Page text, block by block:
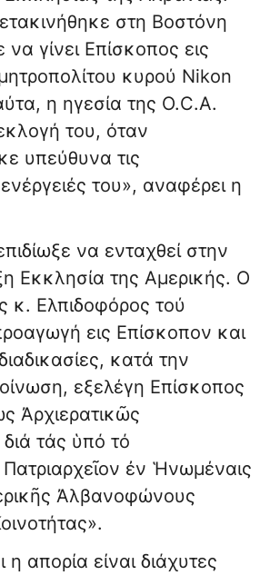
στη Βοστόνη
γίνει Επίσκοπος εις
κυρού Nikon
η ηγεσία της O.C.A.
του, όταν
υπεύθυνα τις
του», αναφέρει η
να ενταχθεί στην
Εκκλησία της Αμερικής. Ο
κ. Ελπιδοφόρος τού
εις Επίσκοπον και
κατά την
εξελέγη Επίσκοπος
Ἀρχιερατικῶς
τάς ὑπό τό
ἐν Ἡνωμέναις
Ἀλβανοφώνους
απορία είναι διάχυτες